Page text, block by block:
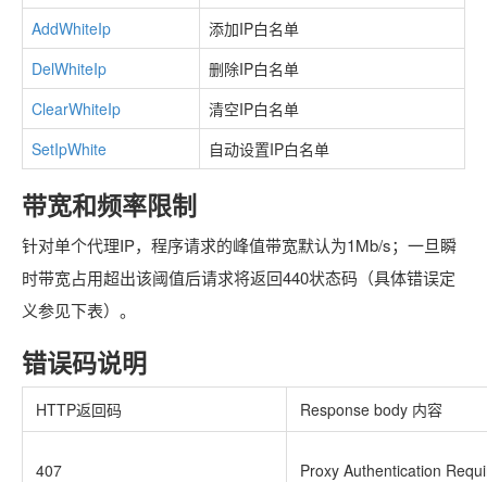
AddWhiteIp
添加IP白名单
DelWhiteIp
删除IP白名单
ClearWhiteIp
清空IP白名单
SetIpWhite
自动设置IP白名单
带宽和频率限制
针对单个代理IP，程序请求的峰值带宽默认为1Mb/s；一旦瞬
时带宽占用超出该阈值后请求将返回440状态码（具体错误定
义参见下表）。
错误码说明
HTTP返回码 Response body 内容
407 Proxy Authentication